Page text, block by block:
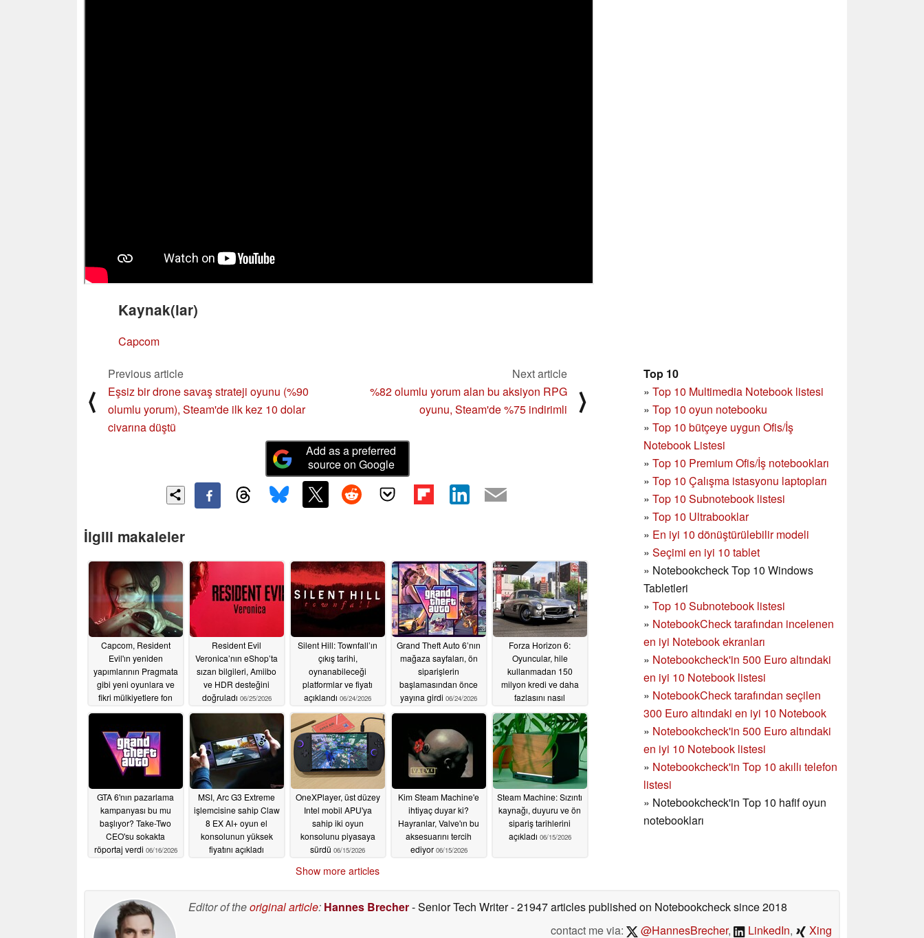
Kaynak(lar)
Capcom
Top 10
» Top 10 Multimedia Notebook listesi
» Top 10 oyun notebooku
» Top 10 bütçeye uygun Ofis/İş
Notebook Listesi
» Top 10 Premium Ofis/İş notebookları
» Top 10 Çalışma istasyonu laptopları
» Top 10 Subnotebook listesi
» Top 10 Ultrabooklar
» En iyi 10 dönüştürülebilir modeli
» Seçimi en iyi 10 tablet
» Notebookcheck Top 10 Windows
Tabletleri
» Top 10 Subnotebook listesi
» NotebookCheck tarafından incelenen
en iyi Notebook ekranları
» Notebookcheck'in 500 Euro altındaki
en iyi 10 Notebook listesi
» NotebookCheck tarafından seçilen
300 Euro altındaki en iyi 10 Notebook
» Notebookcheck'in 500 Euro altındaki
en iyi 10 Notebook listesi
» Notebookcheck'in Top 10 akıllı telefon
listesi
» Notebookcheck'in Top 10 hafif oyun
notebookları
⟨
Previous article
Eşsiz bir drone savaş strateji oyunu (%90
olumlu yorum), Steam'de ilk kez 10 dolar
civarına düştü
Next article
%82 olumlu yorum alan bu aksiyon RPG
oyunu, Steam'de %75 indirimli
⟩
Add as a preferred
source on Google
İlgili makaleler
Capcom, Resident
Evil'ın yeniden
yapımlarının Pragmata
gibi yeni oyunlara ve
fikri mülkiyetlere fon
07/29/2026
Resident Evil
Veronica’nın eShop’ta
sızan bilgileri, Amiibo
ve HDR desteğini
doğruladı 06/25/2026
Silent Hill: Townfall’ın
çıkış tarihi,
oynanabileceği
platformlar ve fiyatı
açıklandı 06/24/2026
Grand Theft Auto 6’nın
mağaza sayfaları, ön
siparişlerin
başlamasından önce
yayına girdi 06/24/2026
Forza Horizon 6:
Oyuncular, hile
kullanmadan 150
milyon kredi ve daha
fazlasını nasıl
06/17/2026
GTA 6'nın pazarlama
kampanyası bu mu
başlıyor? Take-Two
CEO'su sokakta
röportaj verdi 06/16/2026
MSI, Arc G3 Extreme
işlemcisine sahip Claw
8 EX AI+ oyun el
konsolunun yüksek
fiyatını açıkladı
OneXPlayer, üst düzey
Intel mobil APU'ya
sahip iki oyun
konsolunu piyasaya
sürdü 06/15/2026
Kim Steam Machine'e
ihtiyaç duyar ki?
Hayranlar, Valve'ın bu
aksesuarını tercih
ediyor 06/15/2026
Steam Machine: Sızıntı
kaynağı, duyuru ve ön
sipariş tarihlerini
açıkladı 06/15/2026
Show more articles
Editor of theoriginal article: Hannes Brecher- Senior Tech Writer- 21947 articles published on Notebookchecksince 2018
contact me via:
@HannesBrecher, LinkedIn, Xing